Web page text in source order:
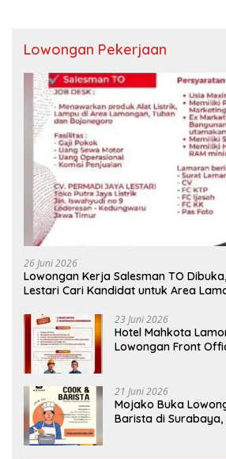
Lowongan Pekerjaan
26 Juni 2026
Lowongan Kerja Salesman TO
Lestari Cari Kandidat untuk Area
23 Juni 2026
Hotel Mahkota
Lowongan Front
21 Juni 2026
Mojako Buka
Barista di Surabaya,